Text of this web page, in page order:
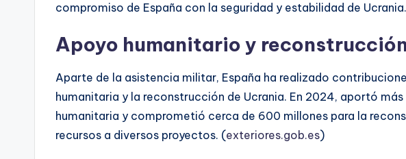
compromiso de España con la seguridad y estabilidad de Ucrania.
Apoyo humanitario y
Aparte de la asistencia militar, España ha realizado
humanitaria y la reconstrucción de Ucrania. En 2024, aportó más
humanitaria y comprometió cerca de 600 millones para la
recursos a diversos proyectos. (exteriores.gob.es)